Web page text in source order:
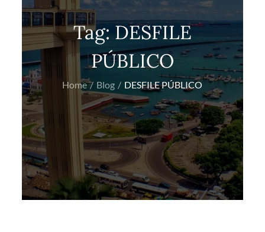
Tag: DESFILE
PÚBLICO
Home Blog DESFILE PÚBLICO